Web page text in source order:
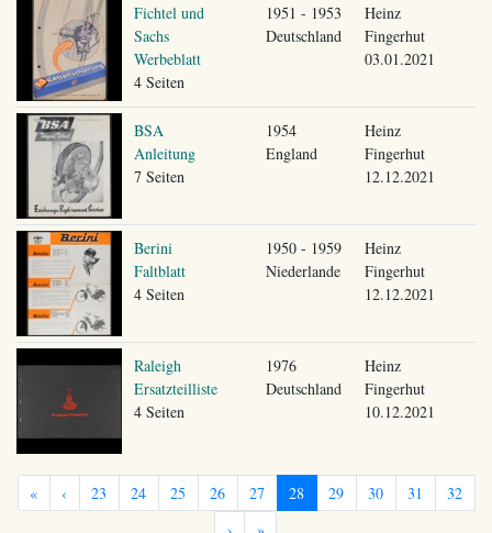
Fichtel und
Sachs
Werbeblatt
4 Seiten
1951 - 1953
Deutschland
Heinz
Fingerhut
03.01.2021
BSA
Anleitung
7 Seiten
1954
England
Heinz
Fingerhut
12.12.2021
Berini
Faltblatt
4 Seiten
1950 - 1959
Niederlande
Heinz
Fingerhut
12.12.2021
Raleigh
Ersatzteilliste
4 Seiten
1976
Deutschland
Heinz
Fingerhut
10.12.2021
« ‹ 23 24 25 26 27 28 29 30 31
32
›
»